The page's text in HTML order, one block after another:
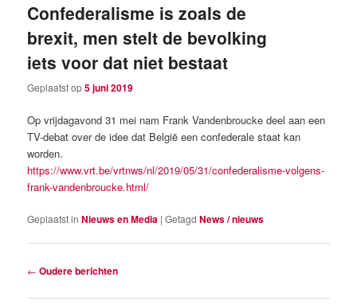
Confederalisme is zoals de
brexit, men stelt de bevolking
iets voor dat niet bestaat
Geplaatst op5 juni 2019
Op vrijdagavond 31 mei nam Frank Vandenbroucke deel aan een
TV-debat over de idee dat België een confederale staat kan
worden.
https://www.vrt.be/vrtnws/nl/2019/05/31/confederalisme-volgens-
frank-vandenbroucke.html/
Geplaatst in Nieuws en Media |Getagd News / nieuws
Berichtnavigatie
← Oudere berichten